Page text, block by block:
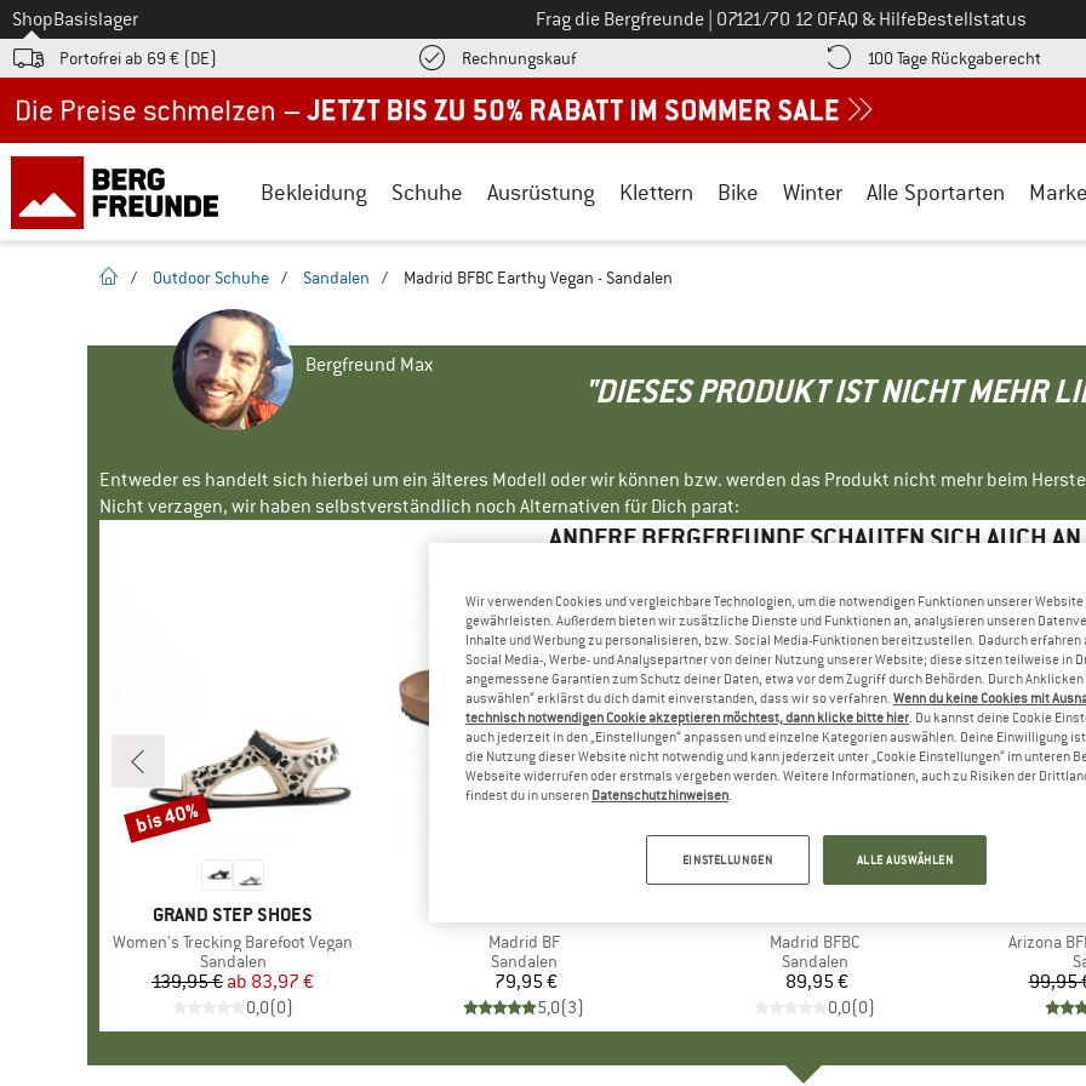
Zum
ShopBasislager Frag die Bergfreunde Ruf uns an unter
07121/70 12 0FAQ & HilfeBestellstatus
Portofrei ab 69 € (DE) RechnungskaufFinde die Zahlungs-Infos hier! Öffnet sich in einer Infobox
100 Tage Rückgaberecht
Bekleidung Schuhe Ausrüstung Klettern Bike Winter Alle Sportarten
Startseite
/ Outdoor Schuhe / Sandalen / Madrid BFBC Earthy Vegan - Sandalen
Bergfreund Max
"DIESES PRODUKT IST NICHT MEHR
Entweder es handelt sich hierbei um ein älteres Modell oder wir können bzw. werden das Produkt nicht mehr beim
Nicht verzagen, wir haben selbstverständlich noch Alternativen für Dich parat:
ANDERE BERGFREUNDE SCHAUTEN SICH AUCH AN
MARKE
GRAND STEP SHOES
Artikel
Women's Trecking Barefoot Vegan
Produktgruppe
Sandalen
Preis
139,95 € reduzierter Preis
ab 83,97 €
0,0(0)
Rabatt
bis 40%
Artikel
Madrid BF
Produktgruppe
Sandalen
Preis
79,95 €
5,0(3)
Artikel
Madrid BFBC
Produktgruppe
Sandalen
Preis
89,95 €
0,0(0)
Artikel
Arizona
99,95
Wir verwenden Cookies und vergleichbare Technologien, um die notwendigen Funktionen unserer Website
gewährleisten. Außerdem bieten wir zusätzliche Dienste und Funktionen an, analysieren unseren
Inhalte und Werbung zu personalisieren, bzw. Social Media-Funktionen bereitzustellen. Dadurch erfahren
Social Media-, Werbe- und Analysepartner von deiner Nutzung unserer Website; diese sitzen teilweise in
angemessene Garantien zum Schutz deiner Daten, etwa vor dem Zugriff durch Behörden. Durch Anklicken
auswählen“ erklärst du dich damit einverstanden, dass wir so verfahren. Wenn du keine Cookies mit
technisch notwendigen Cookie akzeptieren möchtest, dann klicke bitte hier. Du kannst deine Cookie
auch jederzeit in den „Einstellungen“ anpassen und einzelne Kategorien auswählen. Deine Einwilligung
die Nutzung dieser Website nicht notwendig und kann jederzeit unter „Cookie Einstellungen“ im unteren
Webseite widerrufen oder erstmals vergeben werden. Weitere Informationen, auch zu Risiken der
findest du in unseren Datenschutzhinweisen.
EINSTELLUNGEN ALLE AUSWÄHLEN